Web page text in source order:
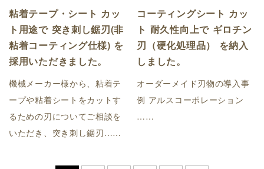
粘着テープ・シート カッ
ト用途で 突き刺し鋸刃(非
粘着コーティング仕様) を
採用いただきました。
機械メーカー様から、粘着テ
ープや粘着シートをカットす
るための刃についてご相談を
いただき、突き刺し鋸刃……
コーティングシート カッ
ト 耐久性向上で ギロチン
刃（硬化処理品） を納入
しました。
オーダーメイド刃物の導入事
例 アルスコーポレーション
……